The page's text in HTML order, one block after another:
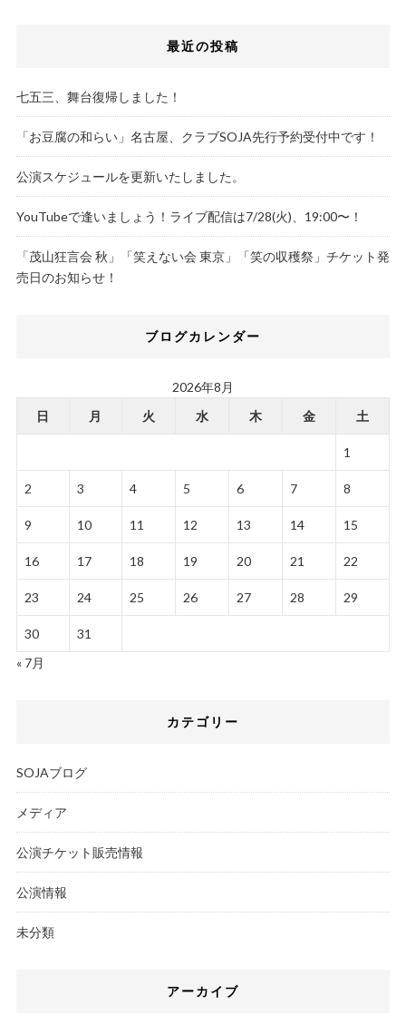
最近の投稿
七五三、舞台復帰しました！
「お豆腐の和らい」名古屋、クラブSOJA先行予約受付中です！
公演スケジュールを更新いたしました。
YouTubeで逢いましょう！ライブ配信は7/28(火)、19:00〜！
「茂山狂言会 秋」「笑えない会 東京」「笑の収穫祭」チケット発
売日のお知らせ！
ブログカレンダー
2026年8月
日
月 火 水 木 金 土
1
2 3 4 5 6 7 8
9 10 11 12 13 14 15
16 17 18 19 20 21 22
23 24 25 26 27 28 29
30
31
« 7月
カテゴリー
SOJAブログ
メディア
公演チケット販売情報
公演情報
未分類
アーカイブ